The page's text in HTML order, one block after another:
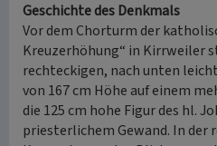
Geschichte des Denkmals
Vor dem Chorturm der
Kreuzerhöhung“ in Kirrweiler
rechteckigen, nach unten
von 167 cm Höhe auf einem
die 125 cm hohe Figur des hl.
priesterlichem Gewand. In der